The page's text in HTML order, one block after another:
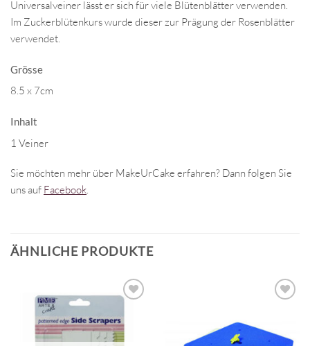
Universalveiner lässt er sich für viele Blütenblätter verwenden.
Im Zuckerblütenkurs wurde dieser zur Prägung der Rosenblätter
verwendet.
Grösse
8.5 x 7cm
Inhalt
1 Veiner
Sie möchten mehr über MakeUrCake erfahren? Dann folgen Sie
uns auf Facebook.
ÄHNLICHE PRODUKTE